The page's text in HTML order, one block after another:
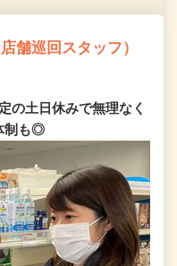
舗巡回スタッフ）
の土日休みで無理なく
制も◎